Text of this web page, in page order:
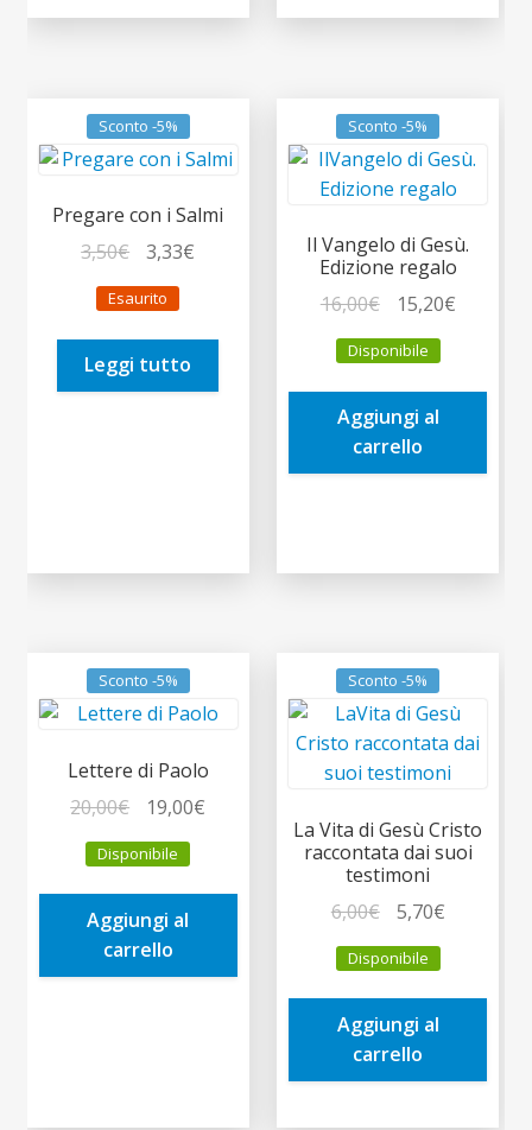
Sconto -5%
Pregare con i Salmi
3,50€
prezzo
originale
era:
3,50€.
3,33€
è:
Esaurito
Leggi tutto
Sconto -5%
Il Vangelo di Gesù.
Edizione regalo
16,00€
prezzo
originale
era:
16,00€.
15,20€Il
è:
Disponibile
Aggiungi al
carrello
Sconto -5%
Lettere di Paolo
20,00€
prezzo
originale
era:
20,00€.
19,00€
è:
Disponibile
Aggiungi al
carrello
Sconto -5%
La Vita di Gesù Cristo
raccontata dai suoi
testimoni
6,00€
prezzo
originale
era:
6,00€.
5,70€Il
è:
Disponibile
Aggiungi al
carrello